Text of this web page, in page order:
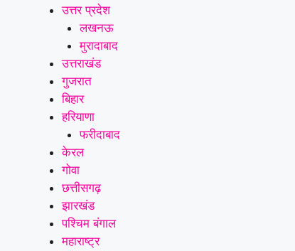
उत्तर प्रदेश
लखनऊ
मुरादाबाद
उत्तराखंड
गुजरात
बिहार
हरियाणा
फरीदाबाद
केरल
गोवा
छत्तीसगढ़
झारखंड
पश्चिम बंगाल
महाराष्ट्र